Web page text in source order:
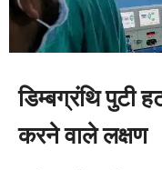
डिम्बग्रंथि पुटी
करने वाले लक्षण